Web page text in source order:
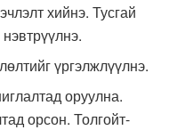
хийнэ. Тусгай
үргэлжлүүлнэ.
оруулна.
орсон. Толгойт-